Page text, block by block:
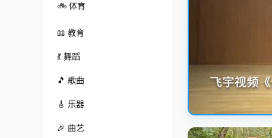
🚲 体育
📖 教育
💃 舞蹈
🎵 歌曲
🎸 乐器
🎉 曲艺